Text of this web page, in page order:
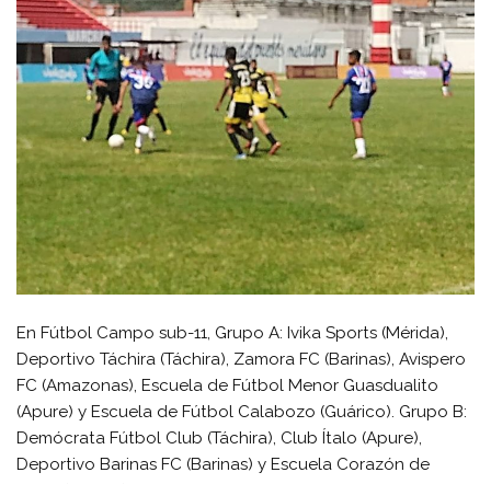
En Fútbol Campo sub-11, Grupo A: Ivika Sports (Mérida),
Deportivo Táchira (Táchira), Zamora FC (Barinas), Avispero
FC (Amazonas), Escuela de Fútbol Menor Guasdualito
(Apure) y Escuela de Fútbol Calabozo (Guárico). Grupo B:
Demócrata Fútbol Club (Táchira), Club Ítalo (Apure),
Deportivo Barinas FC (Barinas) y Escuela Corazón de